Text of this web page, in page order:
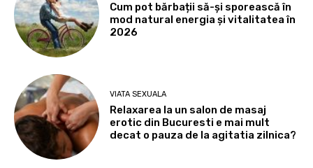
Cum pot bărbații să-și sporească în
mod natural energia și vitalitatea în
2026
VIATA SEXUALA
Relaxarea la un salon de masaj
erotic din Bucuresti e mai mult
decat o pauza de la agitatia zilnica?